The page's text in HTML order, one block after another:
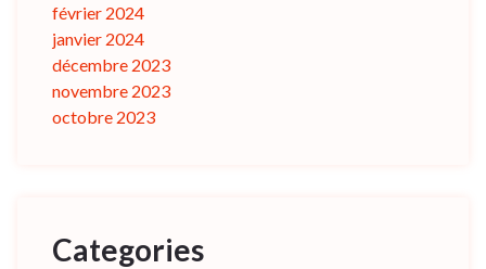
février 2024
janvier 2024
décembre 2023
novembre 2023
octobre 2023
Categories